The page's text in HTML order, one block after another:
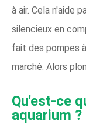
à air. Cela n'aide
silencieux en
fait des pompes
marché. Alors
Qu'est-ce
aquarium ?